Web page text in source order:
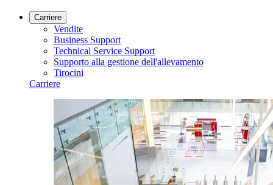
Carriere
Vendite
Business Support
Technical Service Support
Supporto alla gestione dell'allevamento
Tirocini
Carriere